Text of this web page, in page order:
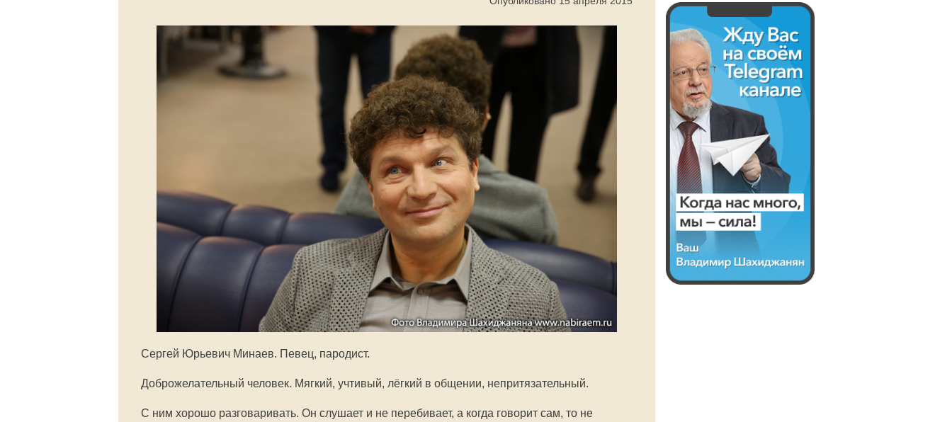
Сергей Юрьевич Минаев. Певец, пародист.
Доброжелательный человек. Мягкий, учтивый, лёгкий в общении, непритязательный.
С ним хорошо разговаривать. Он слушает и не перебивает, а когда говорит сам, то не